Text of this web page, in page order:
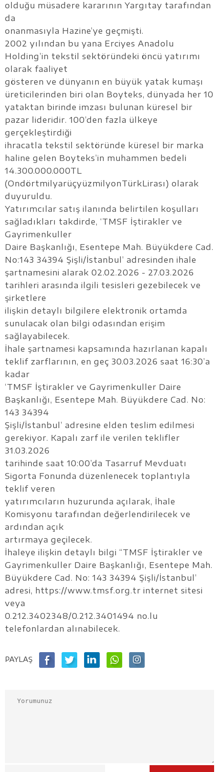
olduğu müsadere kararının Yargıtay tarafından
da
onanmasıyla Hazine’ye geçmişti.
2002 yılından bu yana Erciyes Anadolu
Holding’in tekstil sektöründeki öncü yatırımı
olarak faaliyet
gösteren ve dünyanın en büyük yatak kumaşı
üreticilerinden biri olan Boyteks, dünyada her 10
yataktan birinde imzası bulunan küresel bir
pazar lideridir. 100’den fazla ülkeye
gerçekleştirdiği
ihracatla tekstil sektöründe küresel bir marka
haline gelen Boyteks’in muhammen bedeli
14.300.000.000TL
(OndörtmilyarüçyüzmilyonTürkLirası) olarak
duyuruldu.
Yatırımcılar satış ilanında belirtilen koşulları
sağladıkları takdirde, ‘TMSF İştirakler ve
Gayrimenkuller
Daire Başkanlığı, Esentepe Mah. Büyükdere Cad.
No:143 34394 Şişli/İstanbul’ adresinden ihale
şartnamesini alarak 02.02.2026 - 27.03.2026
tarihleri arasında ilgili tesisleri gezebilecek ve
şirketlere
ilişkin detaylı bilgilere elektronik ortamda
sunulacak olan bilgi odasından erişim
sağlayabilecek.
İhale şartnamesi kapsamında hazırlanan kapalı
teklif zarflarının, en geç 30.03.2026 saat 16:30’a
kadar
‘TMSF İştirakler ve Gayrimenkuller Daire
Başkanlığı, Esentepe Mah. Büyükdere Cad. No:
143 34394
Şişli/İstanbul’ adresine elden teslim edilmesi
gerekiyor. Kapalı zarf ile verilen teklifler
31.03.2026
tarihinde saat 10:00’da Tasarruf Mevduatı
Sigorta Fonunda düzenlenecek toplantıyla
teklif veren
yatırımcıların huzurunda açılarak, İhale
Komisyonu tarafından değerlendirilecek ve
ardından açık
artırmaya geçilecek.
İhaleye ilişkin detaylı bilgi “TMSF İştirakler ve
Gayrimenkuller Daire Başkanlığı, Esentepe Mah.
Büyükdere Cad. No: 143 34394 Şişli/İstanbul’
adresi, https://www.tmsf.org.tr internet sitesi
veya
0.212.3402348/0.212.3401494 no.lu
telefonlardan alınabilecek.
PAYLAŞ